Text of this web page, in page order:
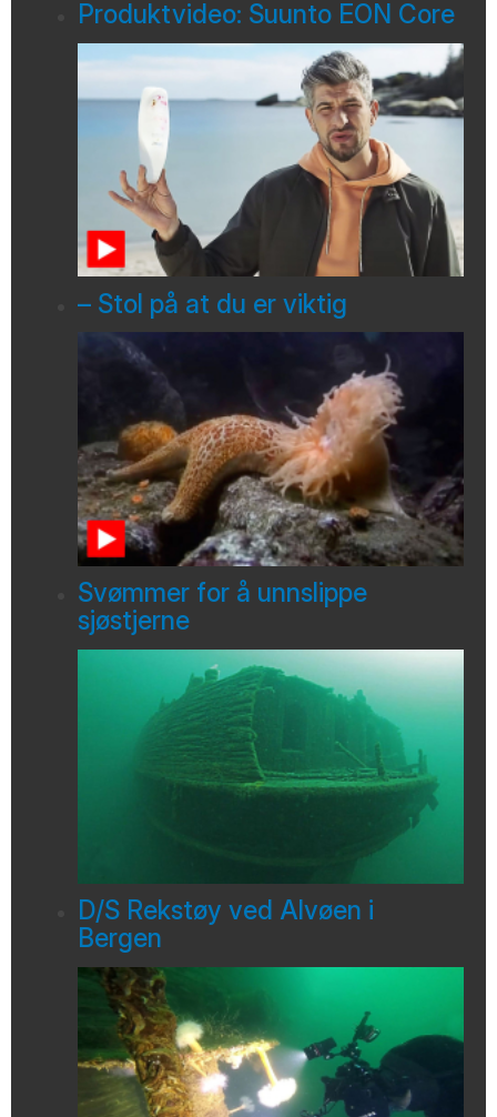
Produktvideo: Suunto EON Core
– Stol på at du er viktig
Svømmer for å unnslippe
sjøstjerne
D/S Rekstøy ved Alvøen i
Bergen